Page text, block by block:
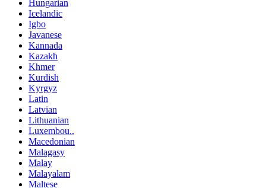
Hungarian
Icelandic
Igbo
Javanese
Kannada
Kazakh
Khmer
Kurdish
Kyrgyz
Latin
Latvian
Lithuanian
Luxembou..
Macedonian
Malagasy
Malay
Malayalam
Maltese